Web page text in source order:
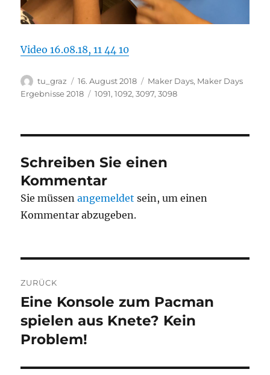
Video 16.08.18, 11 44 10
Autor
tu_graz
Veröffentlicht
am
16. August 2018 Kategorien
Maker Days, Maker Days
Ergebnisse 2018
Schlagwörter
1091,1092,3097,3098
Schreiben Sie einen
Kommentar
Sie müssenangemeldet sein, um einen
Kommentar abzugeben.
ZURÜCK
Vorheriger
Beitrag:
Eine Konsole zum Pacman
spielen aus Knete? Kein
Problem!